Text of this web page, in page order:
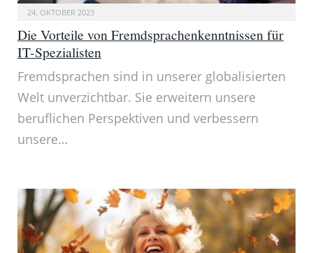
24. OKTOBER 2023
Die Vorteile von Fremdsprachenkenntnissen für
IT-Spezialisten
Fremdsprachen sind in unserer globalisierten
Welt unverzichtbar. Sie erweitern unsere
beruflichen Perspektiven und verbessern
unsere…